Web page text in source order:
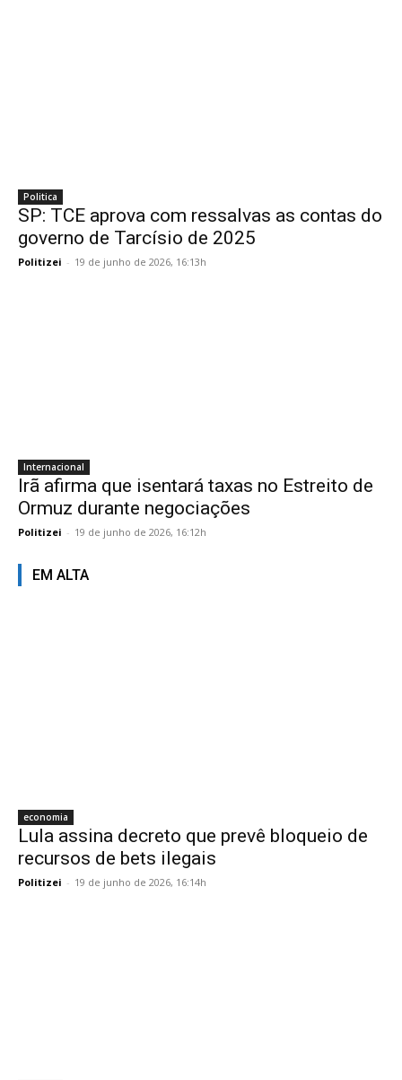
Politica
SP: TCE aprova com ressalvas as contas do
governo de Tarcísio de 2025
Politizei - 19 de junho de 2026, 16:13h
Internacional
Irã afirma que isentará taxas no Estreito de
Ormuz durante negociações
Politizei - 19 de junho de 2026, 16:12h
EM ALTA
economia
Lula assina decreto que prevê bloqueio de
recursos de bets ilegais
Politizei - 19 de junho de 2026, 16:14h